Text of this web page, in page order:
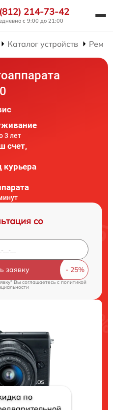
214-73-42
с 9:00 до 21:00
Каталог устройств
3 лет
счет,
курьера
со
заявку
Вы соглашаетесь cполитикой
по